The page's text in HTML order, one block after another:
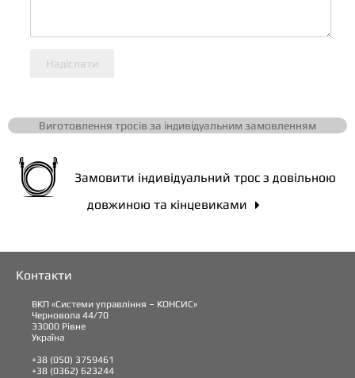
Надіслати
Виготовлення тросів за індивідуальним замовленням
Замовити індивідуальний трос з довільною
довжиною та кінцевиками

Контакти
ВКП «Системи управління – КОНСИС»
Черновола 44/70
33000 Рівне
Україна
+38 (050) 3759461
+38 (0362) 623244